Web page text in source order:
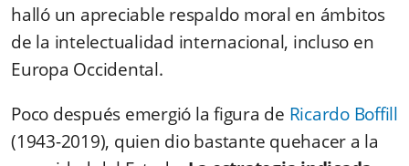
halló un apreciable respaldo moral en ámbitos
de la intelectualidad internacional, incluso en
Europa Occidental.
Poco después emergió la figura de Ricardo Boffill
(1943-2019), quien dio bastante quehacer a la